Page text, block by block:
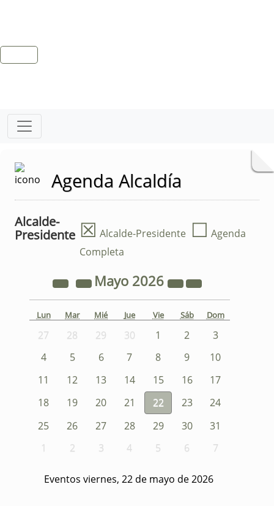
Agenda Alcaldía
Alcalde-
Presidente ☒ Alcalde-Presidente ☐ Agenda
Completa
Mayo 2026
Lun Mar Mié Jue Vie Sáb Dom
27 28 29 30 1 2
3
4
5 6 7 8 9
10
11
12 13 14 15 16
17
18
19 20 21 22 23
24
25
26 27 28 29 30
31
1
2 3 4 5 6 7
Eventos viernes, 22 de mayo de 2026